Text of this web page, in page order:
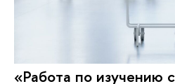
«Работа по изучению